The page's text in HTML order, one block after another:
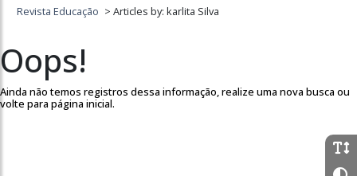
Revista Educação > Articles by: karlita Silva
Oops!
Ainda não temos registros dessa informação, realize uma nova busca ou
volte para página inicial.